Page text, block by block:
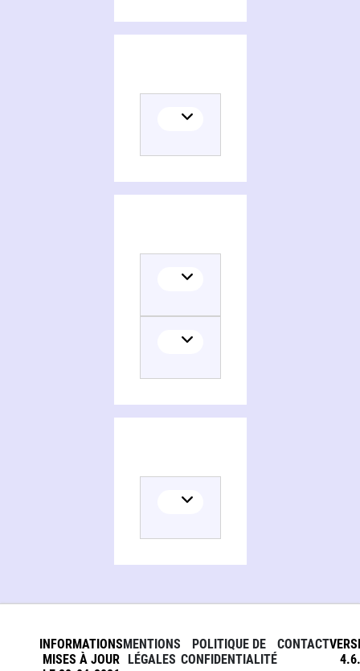
INFORMATIONS
MISES À JOUR
MENTIONS
LÉGALES
POLITIQUE DE
CONFIDENTIALITÉ
CONTACT